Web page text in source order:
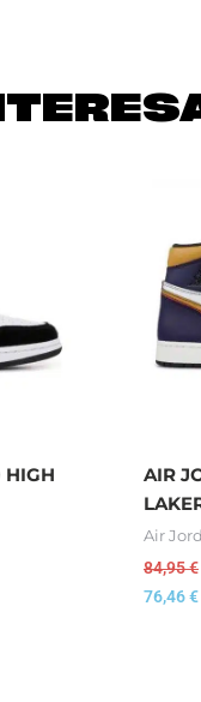
HIGH
AIR
Air
84,95€
76,46€